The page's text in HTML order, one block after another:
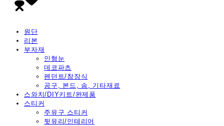
원단
리본
부자재
인형눈
데코파츠
펜던트/참장식
공구, 본드, 솜, 기타재료
스와치/DIY키트/완제품
스티커
주유구 스티커
뒷유리/인테리어